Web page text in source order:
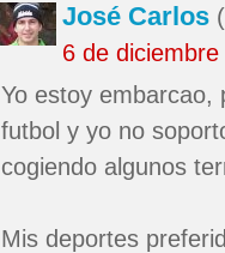
José Carlos
6 de
Yo estoy embarcao,
futbol y yo no
cogiendo algunos
Mis deportes